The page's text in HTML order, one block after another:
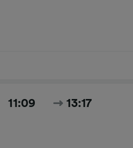
11:09 13:17